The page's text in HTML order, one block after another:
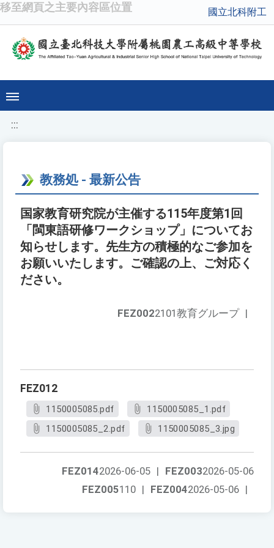
移至網頁之主要內容區位置 國立北科附工
:::
教務処 - 最新公告
国家教育研究院が主催する115年度第1回
「閩東語研修ワークショップ」についてお
知らせします。先生方の積極的なご参加を
お願いいたします。ご確認の上、ご対応く
ださい。
FEZ0022101教育グループ |
FEZ012
1150005085.pdf
1150005085_1.pdf
1150005085_2.pdf
1150005085_3.jpg
FEZ0032026-05-06
FEZ0142026-06-05 |
FEZ0042026-05-06 |
FEZ005110 |